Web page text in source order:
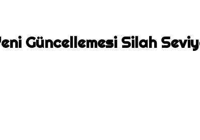
Güncellemesi Silah